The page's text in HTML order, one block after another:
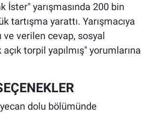
İster" yarışmasında 200 bin
tartışma yarattı. Yarışmacıya
verilen cevap, sosyal
açık torpil yapılmış" yorumlarına
dolu bölümünde